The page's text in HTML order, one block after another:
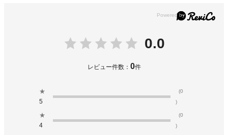
0.0
レビュー件数： 0件
★
5
(0
)
★
4
(0
)